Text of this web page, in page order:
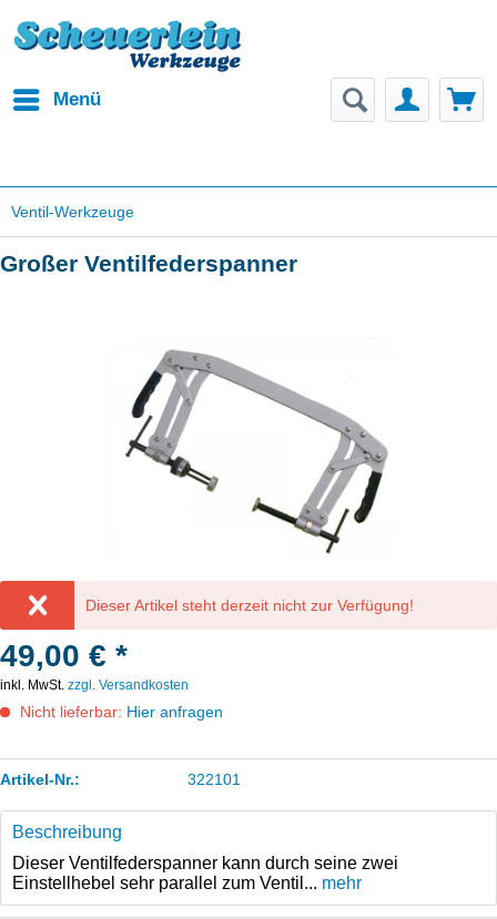
Menü
Ventil-Werkzeuge
Großer Ventilfederspanner
Dieser Artikel steht derzeit nicht zur Verfügung!
49,00 € *
inkl. MwSt. zzgl. Versandkosten
Nicht lieferbar: Hier anfragen
Artikel-Nr.: 322101
Beschreibung
Dieser Ventilfederspanner kann durch seine zwei
Einstellhebel sehr parallel zum Ventil... mehr